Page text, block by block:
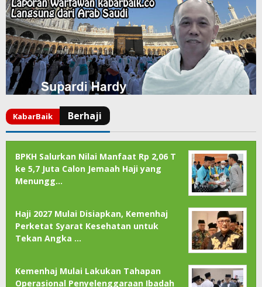
BPKH Salurkan Nilai Manfaat Rp 2,06 T
ke 5,7 Juta Calon Jemaah Haji yang
Menungg…
Haji 2027 Mulai Disiapkan, Kemenhaj
Perketat Syarat Kesehatan untuk
Tekan Angka …
Kemenhaj Mulai Lakukan Tahapan
Operasional Penyelenggaraan Ibadah